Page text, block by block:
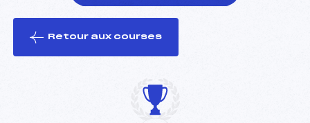
le ski
Retour aux courses